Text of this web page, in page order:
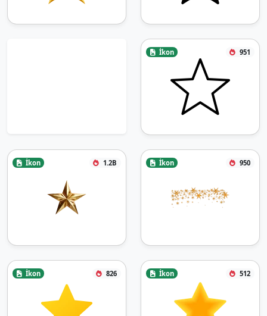
İkon 951
İkon 1.2B İkon 950
İkon 826 İkon 512